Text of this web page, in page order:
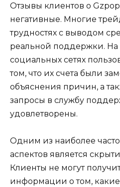
Отзывы клиентов о
негативные. Многие
трудностях с выводом
реальной поддержки. На
социальных сетях
том, что их счета были
объяснения причин, а
запросы в службу
удовлетворены.
Одним из наиболее
аспектов является
Клиенты не могут
информации о том,